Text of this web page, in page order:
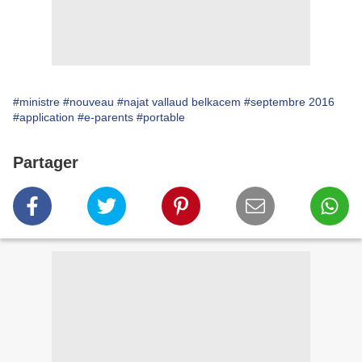
#ministre #nouveau #najat vallaud belkacem #septembre 2016
#application #e-parents #portable
Partager